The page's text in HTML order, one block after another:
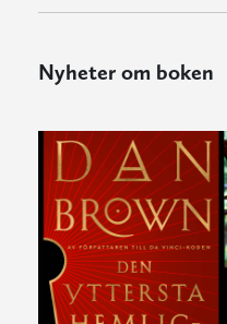
Nyheter om boken